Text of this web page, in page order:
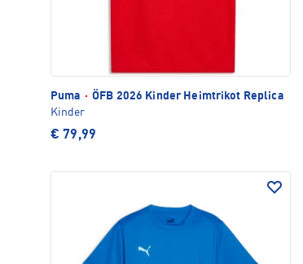
Puma · ÖFB 2026 Kinder Heimtrikot Replica
Kinder
€ 79,99